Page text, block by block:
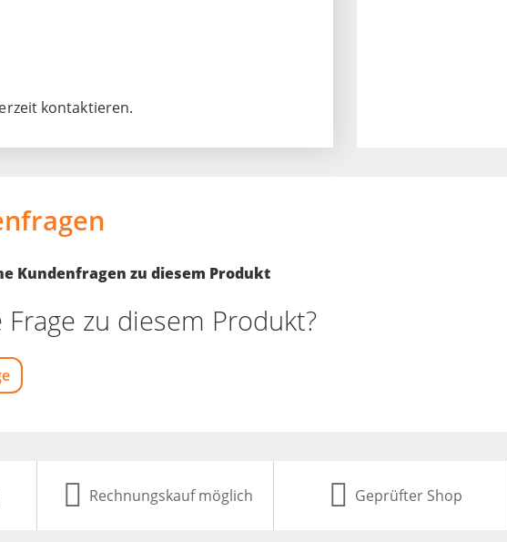
kontaktieren.
Kundenfragen zu diesem Produkt
Frage zu diesem Produkt?
Rechnungskauf möglich Geprüfter Shop